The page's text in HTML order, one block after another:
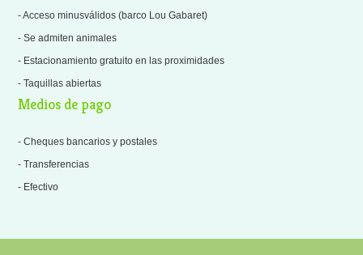
- Acceso minusválidos (barco Lou Gabaret)
- Se admiten animales
- Estacionamiento gratuito en las proximidades
- Taquillas abiertas
Medios de pago
- Cheques bancarios y postales
- Transferencias
- Efectivo